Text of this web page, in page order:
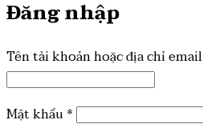
Đăng nhập
Tên tài khoản hoặc địa chỉ email
Mật khẩu *